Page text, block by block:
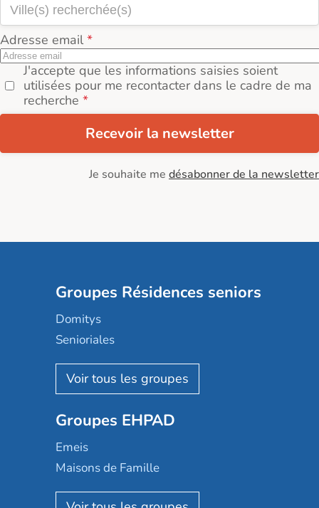
Adresse email
J'accepte que les informations saisies soient
utilisées pour me recontacter dans le cadre de ma
recherche
Recevoir la newsletter
Je souhaite me désabonner de la newsletter
Groupes Résidences seniors
Domitys
Senioriales
Nohée
Les Résidentiels
Mobicap
Domusvi
Happy Senior
Groupes EHPAD
Emeis
Maisons de Famille
Korian